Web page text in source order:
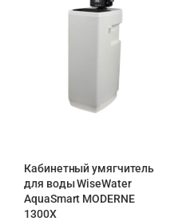
Кабинетный умягчитель
для воды WiseWater
AquaSmart MODERNE
1300X